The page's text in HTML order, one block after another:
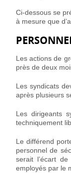
Ci-dessous se
à mesure que
Les actions de
près de deux
Les syndicats
après plusieurs
Les dirigeants
techniquement
Le différend
personnel de
serait l’écart
employés par le